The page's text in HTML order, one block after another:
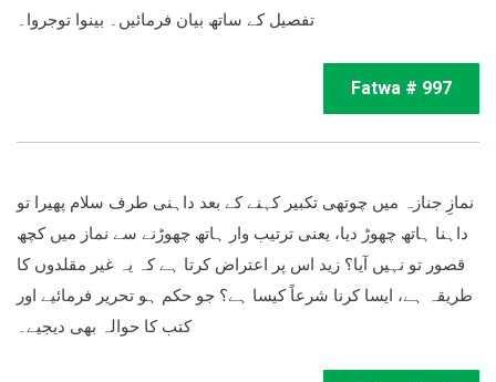
تفصیل کے ساتھ بیان فرمائیں۔ بینوا توجروا۔
Fatwa # 997
نمازِ جنازہ میں چوتھی تکبیر کہنے کے بعد داہنی طرف سلام پھیرا تو
داہنا ہاتھ چھوڑ دیا، یعنی ترتیب وار ہاتھ چھوڑنے سے نماز میں کچھ
قصور تو نہیں آیا؟ زید اس پر اعتراض کرتا ہے کہ یہ غیر مقلدوں کا
طریقہ ہے، ایسا کرنا شرعاً کیسا ہے؟ جو حکم ہو تحریر فرمائیے اور
کتب کا حوالہ بھی دیجیے۔